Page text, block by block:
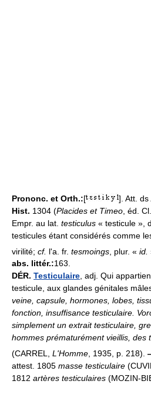
Prononc. et Orth.:[ ]. Att. ds
Hist. 1304 (Placides et Timeo , éd.
Empr. au lat. testiculus « testicule »,
testicules étant considérés comme
virilité; cf. l'a. fr. tesmoings , plur. « id.
abs. littér.:163.
DÉR. Testiculaire, adj. Qui
testicule, aux glandes génitales
veine, capsule, hormones, lobes,
fonction, insuffisance testiculaire.
simplement un extrait testiculaire,
hommes prématurément vieillis, des
(CARREL, L'Homme , 1935, p. 218).
attest. 1805 masse testiculaire
1812 artères testiculaires (MOZIN-